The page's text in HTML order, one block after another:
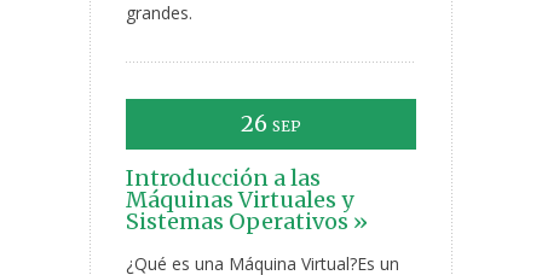
grandes.
26 SEP
Introducción a las
Máquinas Virtuales y
Sistemas Operativos »
¿Qué es una Máquina Virtual?Es un